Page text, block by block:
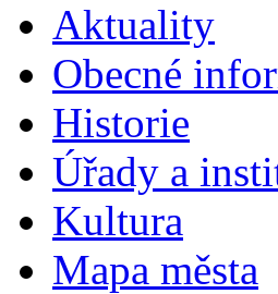
Aktuality
Obecné
Historie
Úřady a
Kultura
Mapa města